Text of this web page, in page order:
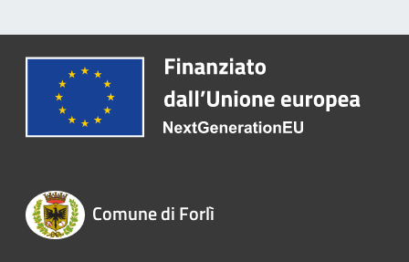
Comune di Forlì